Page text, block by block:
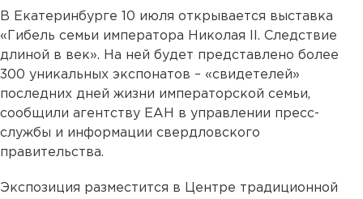
В Екатеринбурге 10 июля открывается выставка
«Гибель семьи императора Николая II. Следствие
длиной в век». На ней будет представлено более
300 уникальных экспонатов – «свидетелей»
последних дней жизни императорской семьи,
сообщили агентству ЕАН в управлении пресс-
службы и информации свердловского
правительства.
Экспозиция разместится в Центре традиционной